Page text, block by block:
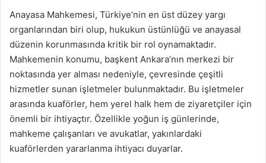
Anayasa Mahkemesi, Türkiye’nin en üst düzey yargı
organlarından biri olup, hukukun üstünlüğü ve anayasal
düzenin korunmasında kritik bir rol oynamaktadır.
Mahkemenin konumu, başkent Ankara’nın merkezi bir
noktasında yer alması nedeniyle, çevresinde çeşitli
hizmetler sunan işletmeler bulunmaktadır. Bu işletmeler
arasında kuaförler, hem yerel halk hem de ziyaretçiler için
önemli bir ihtiyaçtır. Özellikle yoğun iş günlerinde,
mahkeme çalışanları ve avukatlar, yakınlardaki
kuaförlerden yararlanma ihtiyacı duyarlar.